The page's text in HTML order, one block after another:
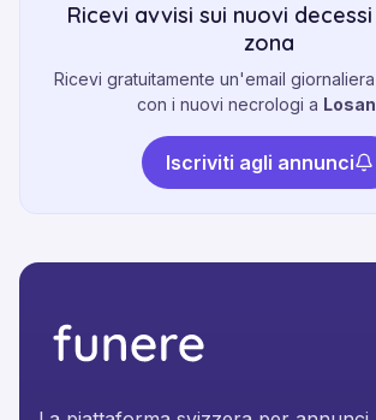
Ricevi avvisi sui nuovi
zona
Ricevi gratuitamente un'email
con i nuovi necrologi a
Iscriviti agli annunci